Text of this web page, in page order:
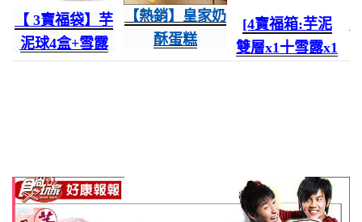
【 3寶福袋】芋
泥球4盒+雪露
1盒+雪杯1盒 含
【熱銷】皇家奶
酥蛋糕
(六入/組)禮盒
[4寶福箱:芋泥
雙層x1十雪露x1